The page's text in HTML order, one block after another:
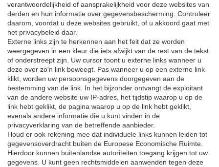
verantwoordelijkheid of aansprakelijkheid voor deze websites van
derden en hun informatie over gegevensbescherming. Controleer
daarom, voordat u deze websites gebruikt, of u akkoord gaat met
het privacybeleid daar.
Externe links zijn te herkennen aan het feit dat ze worden
weergegeven in een kleur die iets afwijkt van de rest van de tekst
of onderstreept zijn. Uw cursor toont u externe links wanneer u
deze over zo'n link beweegt. Pas wanneer u op een externe link
klikt, worden uw persoonsgegevens doorgegeven aan de
bestemming van de link. In het bijzonder ontvangt de exploitant
van de andere website uw IP-adres, het tijdstip waarop u op de
link hebt geklikt, de pagina waarop u op de link hebt geklikt,
evenals andere informatie die u kunt vinden in de
privacyverklaring van de betreffende aanbieder.
Houd er ook rekening mee dat individuele links kunnen leiden tot
gegevensoverdracht buiten de Europese Economische Ruimte.
Hierdoor kunnen buitenlandse autoriteiten toegang krijgen tot uw
gegevens. U kunt geen rechtsmiddelen aanwenden tegen deze